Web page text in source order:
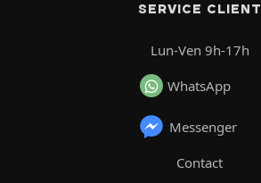
SERVICE CLIENT
Lun-Ven 9h-17h
WhatsApp
Messenger
Contact